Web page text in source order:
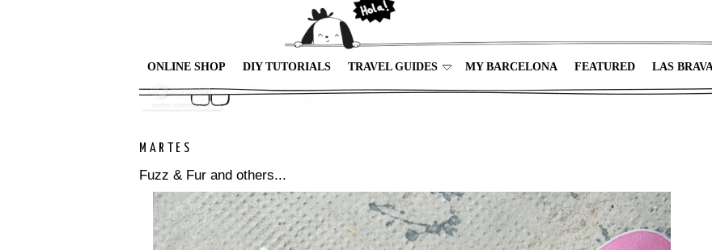
ONLINE SHOP DIY TUTORIALS TRAVEL GUIDES MY BARCELONA FEATURED LAS
MARTES
Fuzz & Fur and others...